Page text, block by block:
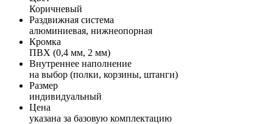
Коричневый
Раздвижная система
алюминиевая, нижнеопорная
Кромка
ПВХ (0,4 мм, 2 мм)
Внутреннее наполнение
на выбор (полки, корзины, штанги)
Размер
индивидуальный
Цена
указана за базовую комплектацию